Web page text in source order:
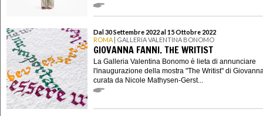
Dal 30 Settembre 2022 al 15 Ottobre 2022
ROMA | GALLERIA VALENTINA BONOMO
GIOVANNA FANNI. THE WRITIST
La Galleria Valentina Bonomo è lieta di annunciare
l'inaugurazione della mostra "The Writist" di
curata da Nicole Mathysen-Gerst...